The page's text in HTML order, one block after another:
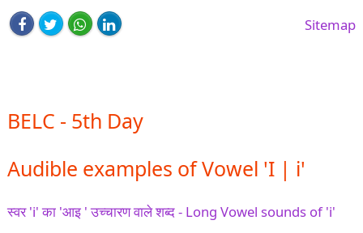
Sitemap
BELC - 5th Day
Audible examples of Vowel 'I | i'
स्वर 'i' का 'आइ ' उच्चारण वाले शब्द - Long Vowel sounds of 'i'